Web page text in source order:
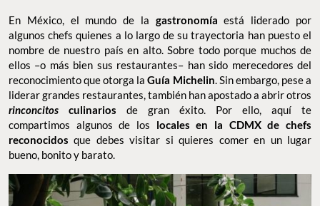
En México, el mundo de la gastronomía está liderado por
algunos chefs quienes a lo largo de su trayectoria han puesto el
nombre de nuestro país en alto. Sobre todo porque muchos de
ellos –o más bien sus restaurantes– han sido merecedores del
reconocimiento que otorga laGuía Michelin. Sin embargo, pese a
liderar grandes restaurantes, también han apostado a abrir otros
rinconcitos culinarios de gran éxito. Por ello, aquí te
compartimos algunos de los locales en la CDMX de chefs
reconocidosque debes visitar si quieres comer en un lugar
bueno, bonito y barato.